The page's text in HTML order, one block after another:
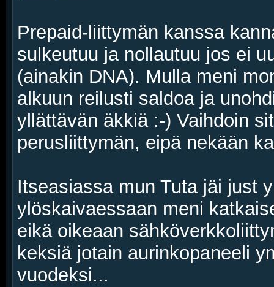
Prepaid-liittymän kanssa
sulkeutuu ja nollautuu jos ei
(ainakin DNA). Mulla meni
alkuun reilusti saldoa ja
yllättävän äkkiä :-) Vaihdoin
perusliittymän, eipä nekään
Itseasiassa mun Tuta jäi just
ylöskaivaessaan meni
eikä oikeaan
keksiä jotain aurinkopaneeli
vuodeksi...